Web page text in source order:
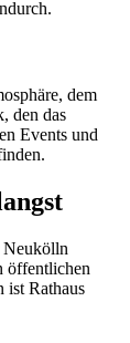
dem
den das
Events und
Neukölln
öffentlichen
ist Rathaus